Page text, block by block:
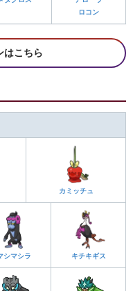
ロコン
はこちら
カミッチュ
シマシラ キチキギス